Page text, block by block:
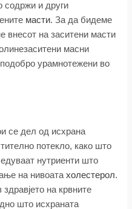
содржи и други
масти. За да бидеме
внесот на заситени масти
масни
урамнотежени во
се дел од исхрана
потекло, како што
нутриенти што
на нивоатахолестерол.
на крвните
што исхраната